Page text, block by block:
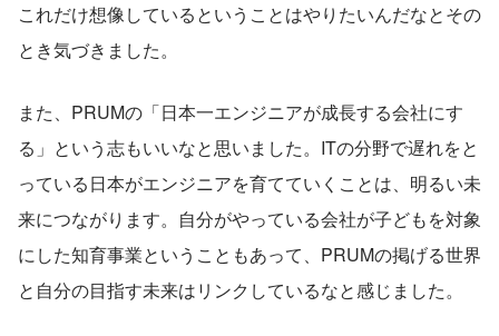
これだけ想像しているということはやりたいんだなとその
とき気づきました。
また、PRUMの「日本一エンジニアが成長する会社にす
る」という志もいいなと思いました。ITの分野で遅れをと
っている日本がエンジニアを育てていくことは、明るい未
来につながります。自分がやっている会社が子どもを対象
にした知育事業ということもあって、PRUMの掲げる世界
と自分の目指す未来はリンクしているなと感じました。